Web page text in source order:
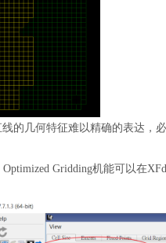
线的几何特征难以精确的表达，
Optimized Gridding机能可以在